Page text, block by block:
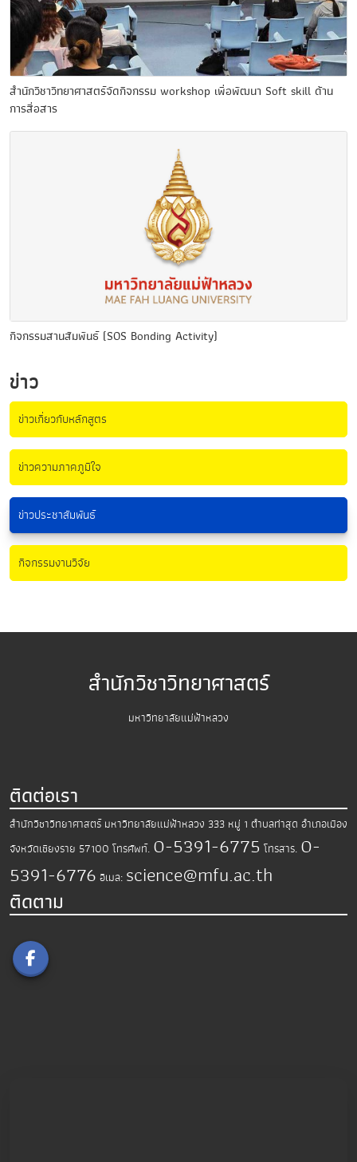
สำนักวิชาวิทยาศาสตร์จัดกิจกรรม workshop เพื่อพัฒนา Soft skill ด้าน
การสื่อสาร
กิจกรรมสานสัมพันธ์ (SOS Bonding Activity)
ข่าว
ข่าวเกี่ยวกับหลักสูตร
ข่าวความภาคภูมิใจ
ข่าวประชาสัมพันธ์
กิจกรรมงานวิจัย
สำนักวิชาวิทยาศาสตร์
มหาวิทยาลัยแม่ฟ้าหลวง
ติดต่อเรา
สำนักวิชาวิทยาศาสตร์ มหาวิทยาลัยแม่ฟ้าหลวง 333 หมู่ 1 ตำบลท่าสุด อำเภอเมือง
จังหวัดเชียงราย 57100 โทรศัพท์. 0-5391-6775 โทรสาร. 0-
5391-6776 อีเมล: science@mfu.ac.th
ติดตาม